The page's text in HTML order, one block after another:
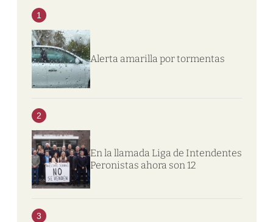
1
Alerta amarilla por tormentas
2
En la llamada Liga de Intendentes
Peronistas ahora son 12
3